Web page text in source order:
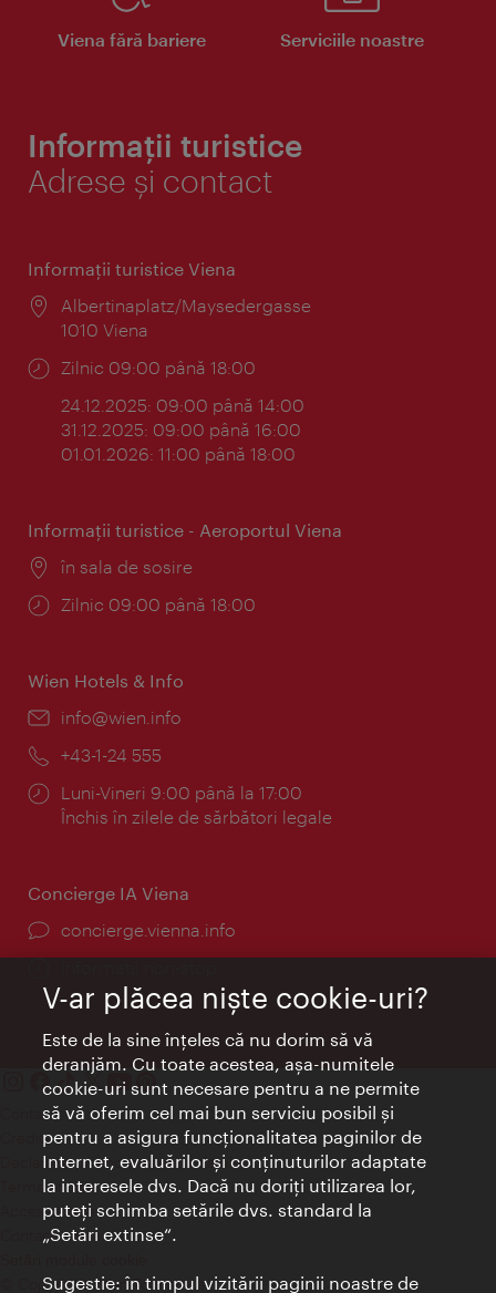
Viena fără bariere Serviciile noastre
Informații turistice
Adrese și contact
Informaţii turistice Viena
Locul:
Albertinaplatz/Maysedergasse
1010 Viena
Program:
Zilnic 09:00 până 18:00
24.12.2025: 09:00 până 14:00
31.12.2025: 09:00 până 16:00
01.01.2026: 11:00 până 18:00
Informaţii turistice - Aeroportul Viena
Locul:
în sala de sosire
Program:
Zilnic 09:00 până 18:00
Wien Hotels & Info
E-
info@wien.info
Telefon:
+43-1-24 555
Program:
Luni-Vineri 9:00 până la 17:00
Închis în zilele de sărbători legale
Concierge IA Viena
concierge.vienna.info
Contact
Credits
Declaraţie privind protecţia datelor
Terms of Use
Accesibilitate
Contact presa
© Copyright Wien Tourismus
V-ar plăcea nişte cookie-uri?
Este de la sine înţeles că nu dorim să vă
deranjăm. Cu toate acestea, aşa-numitele
cookie-uri sunt necesare pentru a ne permite
să vă oferim cel mai bun serviciu posibil şi
pentru a asigura funcţionalitatea paginilor de
Internet, evaluărilor şi conţinuturilor adaptate
la interesele dvs. Dacă nu doriţi utilizarea lor,
puteţi schimba setările dvs. standard la
„Setări extinse“.
Sugestie: în timpul vizitării paginii noastre de